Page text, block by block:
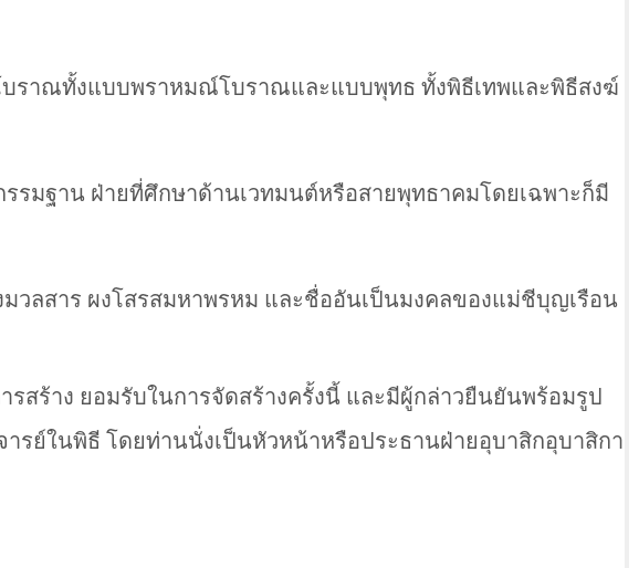
บราณทั้งแบบพราหมณ์โบราณและแบบพุทธ ทั้งพิธีเทพและพิธีสงฆ์
มฐาน ฝ่ายที่ศึกษาด้านเวทมนต์หรือสายพุทธาคมโดยเฉพาะก็มี
วลสาร ผงโสรสมหาพรหม และชื่ออันเป็นมงคลของแม่ชีบุญเรือน
สร้าง ยอมรับในการจัดสร้างครั้งนี้ และมีผู้กล่าวยืนยันพร้อมรูป
รย์ในพิธี โดยท่านนั่งเป็นหัวหน้าหรือประธานฝ่ายอุบาสิกอุบาสิกา